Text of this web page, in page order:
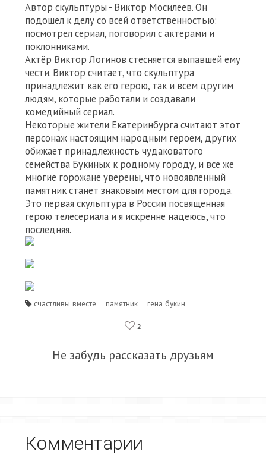
Автор скульптуры - Виктор Мосилеев. Он
подошел к делу со всей ответственностью:
посмотрел сериал, поговорил с актерами и
поклонниками.
Актёр Виктор Логинов стесняется выпавшей ему
чести. Виктор считает, что скульптура
принадлежит как его герою, так и всем другим
людям, которые работали и создавали
комедийный сериал.
Некоторые жители Екатеринбурга считают этот
персонаж настоящим народным героем, других
обижает принадлежность чудаковатого
семейства Букиных к родному городу, и все же
многие горожане уверены, что новоявленный
памятник станет знаковым местом для города.
Это первая скульптура в России посвященная
герою телесериала и я искренне надеюсь, что
последняя.
счастливы вместе памятник гена букин
2
Не забудь рассказать друзьям
Комментарии